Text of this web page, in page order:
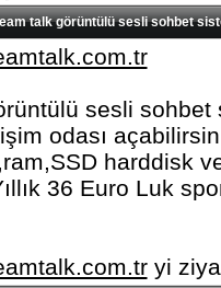
talk görüntülü sesli sohbet
sesli
odası
harddisk
36 Euro Luk
yi